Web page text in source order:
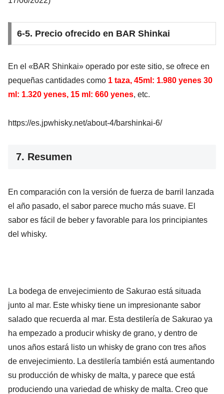
6-5. Precio ofrecido en BAR Shinkai
En el «BAR Shinkai» operado por este sitio, se ofrece en
pequeñas cantidades como 1 taza, 45ml: 1.980 yenes 30
ml: 1.320 yenes, 15 ml: 660 yenes, etc.
https://es.jpwhisky.net/about-4/barshinkai-6/
7. Resumen
En comparación con la versión de fuerza de barril lanzada
el año pasado, el sabor parece mucho más suave. El
sabor es fácil de beber y favorable para los principiantes
del whisky.
La bodega de envejecimiento de Sakurao está situada
junto al mar. Este whisky tiene un impresionante sabor
salado que recuerda al mar. Esta destilería de Sakurao ya
ha empezado a producir whisky de grano, y dentro de
unos años estará listo un whisky de grano con tres años
de envejecimiento. La destilería también está aumentando
su producción de whisky de malta, y parece que está
produciendo una variedad de whisky de malta. Creo que